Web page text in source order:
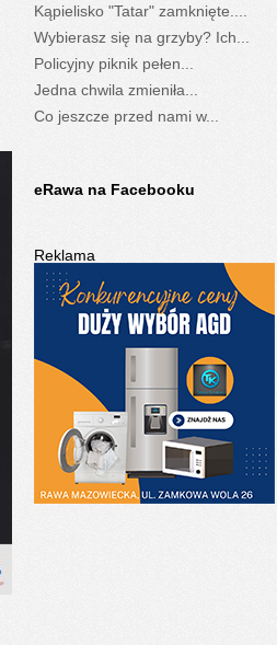
Kąpielisko "Tatar" zamknięte....
Wybierasz się na grzyby? Ich...
Policyjny piknik pełen...
Jedna chwila zmieniła...
Co jeszcze przed nami w...
eRawa na Facebooku
Reklama